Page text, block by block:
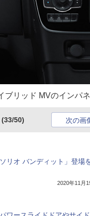
ブリッド MVのインパネ
(33/50) 次の画
リオ バンディット」登場
2020年11月